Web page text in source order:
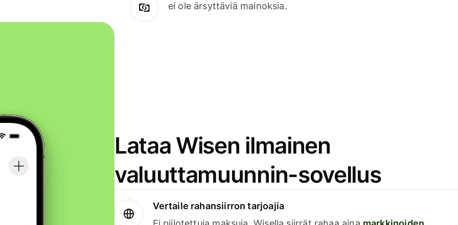
ei ole ärsyttäviä mainoksia.
Lataa Wisen ilmainen
valuuttamuunnin-sovellus
Vertaile rahansiirron tarjoajia